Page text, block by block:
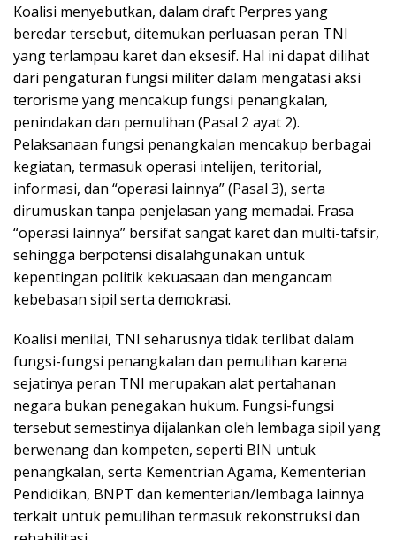
Koalisi menyebutkan, dalam draft Perpres yang
beredar tersebut, ditemukan perluasan peran TNI
yang terlampau karet dan eksesif. Hal ini dapat dilihat
dari pengaturan fungsi militer dalam mengatasi aksi
terorisme yang mencakup fungsi penangkalan,
penindakan dan pemulihan (Pasal 2 ayat 2).
Pelaksanaan fungsi penangkalan mencakup berbagai
kegiatan, termasuk operasi intelijen, teritorial,
informasi, dan “operasi lainnya” (Pasal 3), serta
dirumuskan tanpa penjelasan yang memadai. Frasa
“operasi lainnya” bersifat sangat karet dan multi-tafsir,
sehingga berpotensi disalahgunakan untuk
kepentingan politik kekuasaan dan mengancam
kebebasan sipil serta demokrasi.
Koalisi menilai, TNI seharusnya tidak terlibat dalam
fungsi-fungsi penangkalan dan pemulihan karena
sejatinya peran TNI merupakan alat pertahanan
negara bukan penegakan hukum. Fungsi-fungsi
tersebut semestinya dijalankan oleh lembaga sipil yang
berwenang dan kompeten, seperti BIN untuk
penangkalan, serta Kementrian Agama, Kementerian
Pendidikan, BNPT dan kementerian/lembaga lainnya
terkait untuk pemulihan termasuk rekonstruksi dan